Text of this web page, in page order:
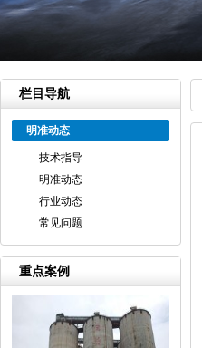
栏目导航
明准动态
技术指导
明准动态
行业动态
常见问题
重点案例